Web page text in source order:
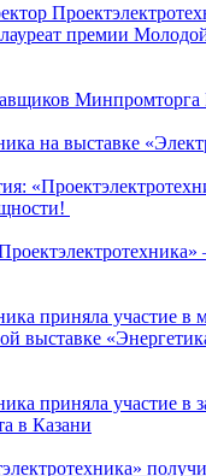
премии
Минпромторга
на выставке
приняла участие в
выставке
приняла участие в
в Казани